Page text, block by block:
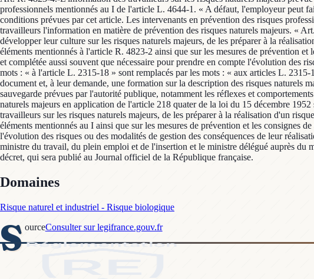
professionnels mentionnés au I de l'article L. 4644-1. « A défaut, l'employeur peut
conditions prévues par cet article. Les intervenants en prévention des risques
travailleurs l'information en matière de prévention des risques naturels majeurs. «
développer leur culture sur les risques naturels majeurs, de les préparer à la
éléments mentionnés à l'article R. 4823-2 ainsi que sur les mesures de prévention
et complétée aussi souvent que nécessaire pour prendre en compte l'évolution des
mots : « à l'article L. 2315-18 » sont remplacés par les mots : « aux articles L.
document et, à leur demande, une formation sur la description des risques naturels
sauvegarde prévues par l'autorité publique, notamment les réflexes et
naturels majeurs en application de l'article 218 quater de la loi du 15 décembre
travailleurs sur les risques naturels majeurs, de les préparer à la réalisation d'un
éléments mentionnés au I ainsi que sur les mesures de prévention et les consignes
l'évolution des risques ou des modalités de gestion des conséquences de leur
ministre du travail, du plein emploi et de l'insertion et le ministre délégué auprès du
décret, qui sera publié au Journal officiel de la République française.
Domaines
Risque naturel et industriel - Risque biologique
S ourceConsulter sur legifrance.gouv.fr